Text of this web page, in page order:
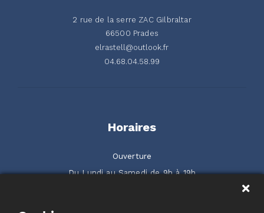
2 rue de la serre ZAC Gilbraltar
66500 Prades
elrastell@outlook.fr
04.68.04.58.99
Horaires
Ouverture
Du Lundi au Samedi de 9h à 19h